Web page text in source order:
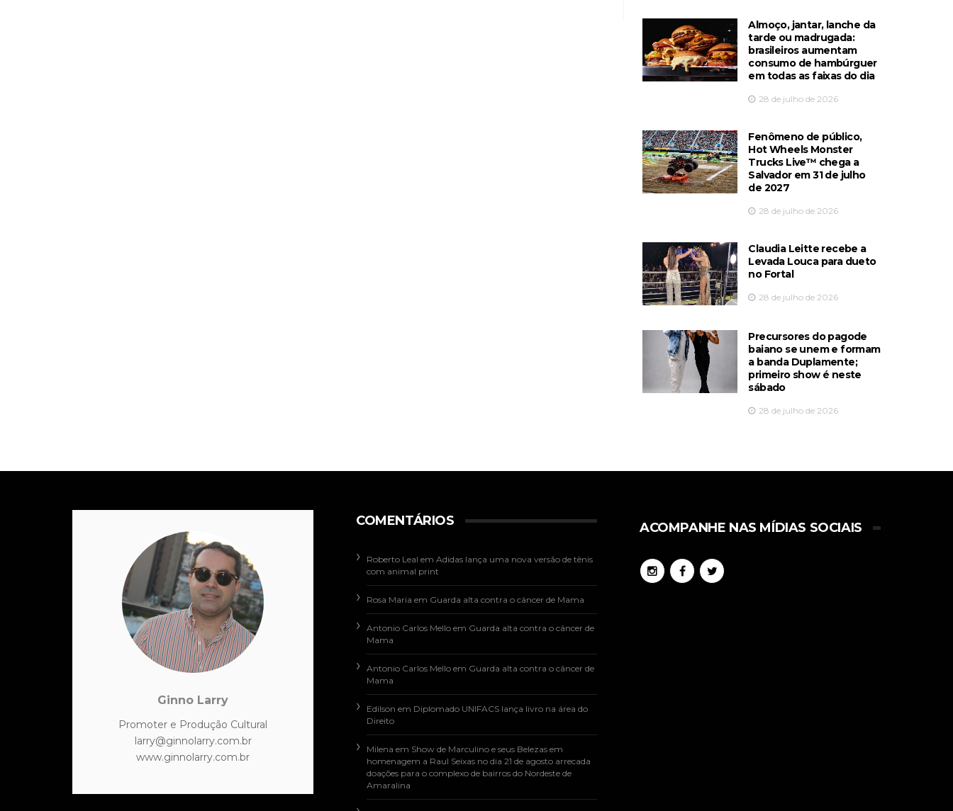
Almoço, jantar, lanche da
tarde ou madrugada:
brasileiros aumentam
consumo de hambúrguer
em todas as faixas do dia
28 de julho de 2026
Fenômeno de público,
Hot Wheels Monster
Trucks Live™️ chega a
Salvador em 31 de julho
de 2027
28 de julho de 2026
Claudia Leitte recebe a
Levada Louca para dueto
no Fortal
28 de julho de 2026
Precursores do pagode
baiano se unem e formam
a banda Duplamente;
primeiro show é neste
sábado
28 de julho de 2026
Ginno Larry
Promoter e Produção Cultural
larry@ginnolarry.com.br
www.ginnolarry.com.br
COMENTÁRIOS
Roberto Leal em Adidas lança uma nova versão de tênis
com animal print
Rosa Maria em Guarda alta contra o câncer de Mama
Antonio Carlos Mello em Guarda alta contra o câncer de
Mama
Antonio Carlos Mello em Guarda alta contra o câncer de
Mama
Edilson em Diplomado UNIFACS lança livro na área do
Direito
Milena em Show de Marculino e seus Belezas em
homenagem a Raul Seixas no dia 21 de agosto arrecada
doações para o complexo de bairros do Nordeste de
Amaralina
ACOMPANHE NAS MÍDIAS SOCIAIS